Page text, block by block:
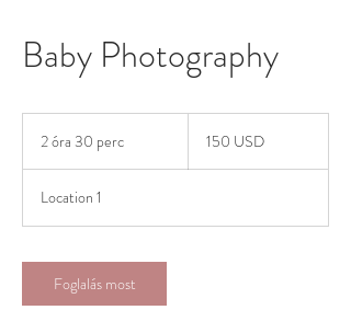
Baby Photography
2 óra 30 perc
3
p
e
r
dollár150 USD
Location 1
Foglalás most